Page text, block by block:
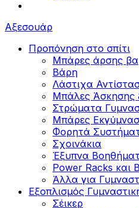
Αξεσουάρ
Προπόνηση στο σπίτι
Μπάρες άρσης
Βάρη
Λάστιχα
Μπάλες Άσκησης
Στρώματα
Μπάρες
Φορητά
Σχοινάκια
Έξυπνα
Power Racks και
Άλλα για
Εξοπλισμός
Σέικερ